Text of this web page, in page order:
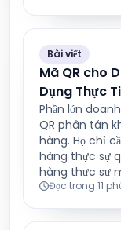
Bài viết
Mã QR cho
Dụng Thực
Phần lớn
QR phân tán
hàng. Họ chỉ
hàng thực sự
hàng thực sự
Đọc trong 11